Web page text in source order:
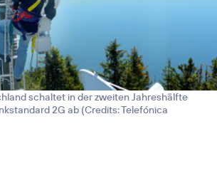
schaltet in der zweiten Jahreshälfte
2G ab (Credits: Telefónica